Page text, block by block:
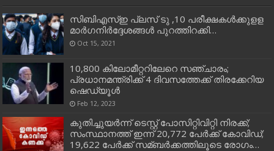
സിബിഎസ്‌ഇ പ്ലസ് ടു ,10 പരീക്ഷകള്‍ക്കുളള
മാര്‍ഗനിര്‍ദ്ദേശങ്ങള്‍ പുറത്തിറക്കി…
Oct 15, 2021
10,800 കിലോമീറ്ററിലേറെ സഞ്ചാരം;
പ്രധാനമന്ത്രിക്ക് 4 ദിവസത്തേക്ക് തിരക്കേറിയ
ഷെഡ്യൂള്‍
Feb 12, 2023
കുതിച്ചുയർന്ന് ടെസ്റ്റ് പോസിറ്റിവിറ്റി നിരക്ക്;
സംസ്ഥാനത്ത് ഇന്ന് 20,772 പേര്‍ക്ക് കോവിഡ്;
19,622 പേര്‍ക്ക് സമ്ബര്‍ക്കത്തിലൂടെ രോഗം…